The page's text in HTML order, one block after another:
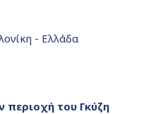
- Ελλάδα
περιοχή του Γκύζη